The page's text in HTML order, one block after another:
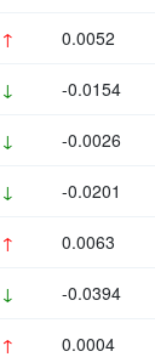
↑ 0.0052
↓ -0.0154
↓ -0.0026
↓ -0.0201
↑ 0.0063
↓ -0.0394
↑ 0.0004